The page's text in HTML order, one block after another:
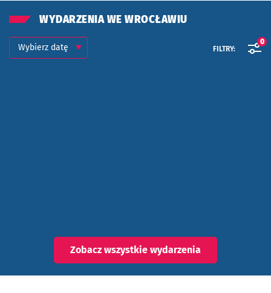
WYDARZENIA WE WROCŁAWIU
Kalendarium
Wybierz datę FILTRY:
0
Zobacz wszystkie wydarzenia